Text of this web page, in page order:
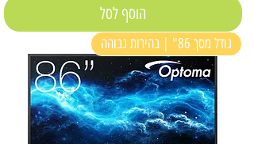
הוסף לסל
גודל מסך 86" | בהירות גבוהה